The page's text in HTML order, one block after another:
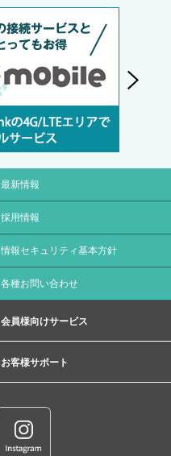
最新情報
採用情報
情報セキュリティ基本方針
各種お問い合わせ
会員様向けサービス
お客様サポート